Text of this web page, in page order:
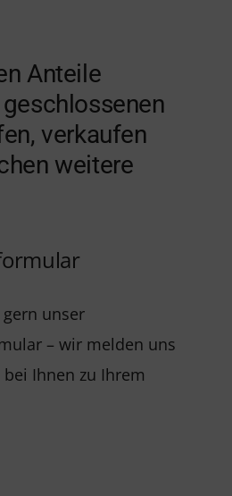
Anteile
verkaufen
weitere
gern unser
– wir melden uns
Ihnen zu Ihrem